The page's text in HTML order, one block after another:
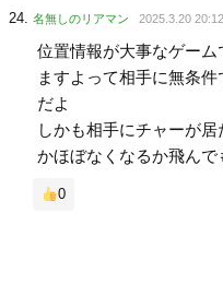
名無しのリアマン 2025.3.20 20:12
位置情報が大事なゲー
ますよって相手に無条
だよ
しかも相手にチャーが
かほぼなくなるか飛ん
0